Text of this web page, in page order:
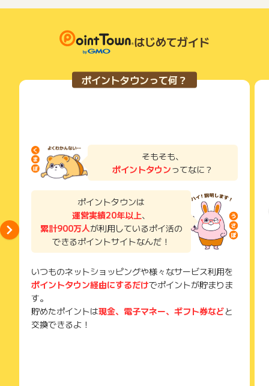
場合はポイント獲得対象外です。
https://www.nissen.co.jp/userguide/a_cancel/
までお問い合わせください。ポイントについて、広告主に直接
お問い合わせをした場合、ポイント獲得対象外となる場合がご
ざいます。
得無効」となる可能性があります。
・同一端末や同一世帯で、繰り返し利用不可のサービス・お買
い物を複数回ご利用された場合
て一度でも同サービス・お買い物を利用されたことがある場合
ご利用前には、Cookieの削除をおこなっていただくことを推奨
ださい。
各サービス・お買い物に掲載されている獲得条件を必ずよくお
読みください。
了などのメールは、ポイント獲得するまで必ず保管してくださ
獲得待ち・獲得失敗の状態でお問い合わせされる際に、該当の
メールを送っていただく場合がございます。
そのため、紛失・破棄された場合は対応いたしかねますので、
ご注意ください。
(※) SafariやChromeなどwebサイトを表示するアプリのこと
商品の交換や一部でもキャンセルされた場合、ポイントが無効
になる可能性もございます。
各サービス・お買い物の獲得ポイントや獲得条件、キャンペー
れた時点の条件が適用されます。
条件を達成しているかどうかは各広告主ではなく、代理店が行
り、急遽終了となる場合がございます。
広告に遷移しない場合は掲載が終了となっておりポイントが獲
得できませんので、ご注意くださいませ。
※キャンセル・不備・いたずら・商品受取拒否及び不着、返品の
場合はポイント獲得対象外です。
はじめてガイド
ポイントタウンって何？
そもそも、
ポイントタウンってなに？
ポイントタウンは
運営実績20年以上、
累計900万人が利用しているポイ活の
できるポイントサイトなんだ！
いつものネットショッピングや様々なサービス利用を
ポイントタウン経由にするだけでポイントが貯まりま
す。
貯めたポイントは現金、電子マネー、ギフト券などと
交換できるよ！